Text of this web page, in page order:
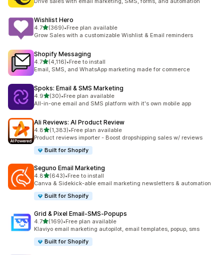
Wishlist Hero
4.7เต็ม 5 ดาว
(369)
ทั้งหมด 369 รีวิว
•Free plan available
Grow Sales with a customizable Wishlist & Email reminders
Shopify Messaging
4.7เต็ม 5 ดาว
(4,116)
ทั้งหมด 4116 รีวิว
•Free to install
Email, SMS, and WhatsApp marketing made for commerce
Spoks: Email & SMS Marketing
4.9เต็ม 5 ดาว
(30)
ทั้งหมด 30 รีวิว
•Free plan available
All-in-one email and SMS platform with it's own mobile app
Ali Reviews: AI Product Review
4.8เต็ม 5 ดาว
(1,383)
ทั้งหมด 1383 รีวิว
•Free plan available
Product reviews importer - Boost dropshipping sales w/ reviews
Built for Shopify
Seguno Email Marketing
4.8เต็ม 5 ดาว
(643)
ทั้งหมด 643 รีวิว
•Free to install
Canva & Sidekick-able email marketing newsletters & automation
Built for Shopify
Grid & Pixel Email‑SMS‑Popups
4.7เต็ม 5 ดาว
(169)
ทั้งหมด 169 รีวิว
•Free plan available
Klaviyo email marketing autopilot, email templates, popup, sms
Built for Shopify